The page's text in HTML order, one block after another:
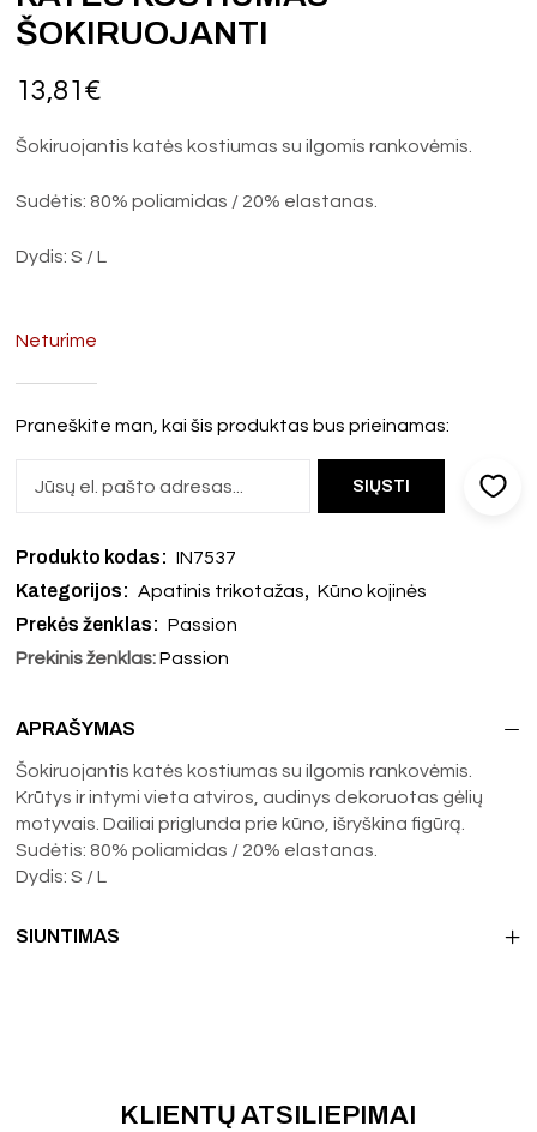
ŠOKIRUOJANTI
13,81 €
Šokiruojantis katės kostiumas su ilgomis rankovėmis.
Sudėtis: 80% poliamidas / 20% elastanas.
Dydis: S / L
Neturime
Praneškite man, kai šis produktas bus prieinamas:
Produkto kodas: IN7537
Kategorijos: Apatinis trikotažas, Kūno kojinės
Prekės ženklas: Passion
Prekinis ženklas: Passion
APRAŠYMAS
Šokiruojantis katės kostiumas su ilgomis rankovėmis.
Krūtys ir intymi vieta atviros, audinys dekoruotas gėlių
motyvais. Dailiai priglunda prie kūno, išryškina figūrą.
Sudėtis: 80% poliamidas / 20% elastanas.
Dydis: S / L
SIUNTIMAS
KLIENTŲ ATSILIEPIMAI